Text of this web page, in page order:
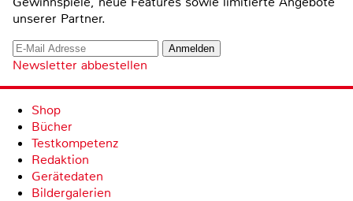
unserer Partner.
Newsletter abbestellen
Shop
Bücher
Testkompetenz
Redaktion
Gerätedaten
Bildergalerien